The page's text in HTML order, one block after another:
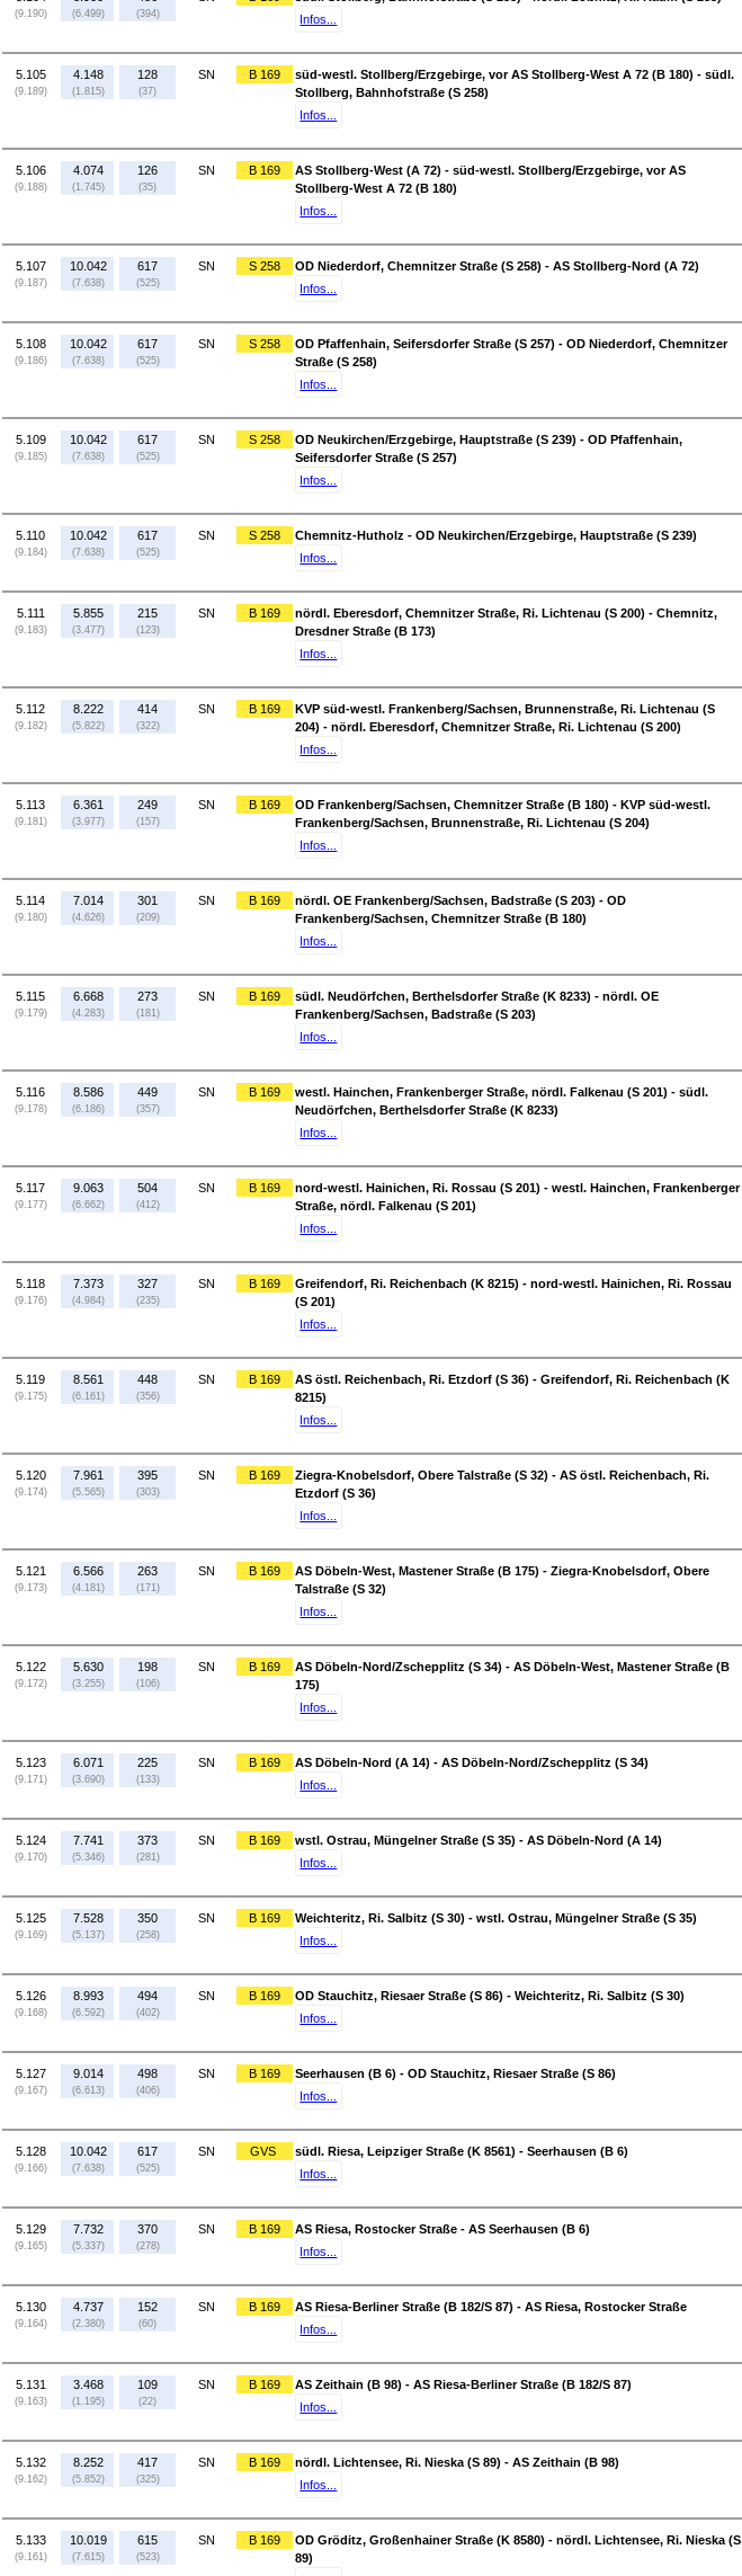
(9.190) (6.499) (394)
Infos...
5.105
(9.189)
4.148
(1.815)
128
(37)
SN B 169
süd-westl. Stollberg/Erzgebirge, vor AS Stollberg-West A 72 (B 180) - südl.
Stollberg, Bahnhofstraße (S 258)
Infos...
5.106
(9.188)
4.074
(1.745)
126
(35)
SN B 169
AS Stollberg-West (A 72) - süd-westl. Stollberg/Erzgebirge, vor AS
Stollberg-West A 72 (B 180)
Infos...
5.107
(9.187)
10.042
(7.638)
617
(525)
SN S 258
OD Niederdorf, Chemnitzer Straße (S 258) - AS Stollberg-Nord (A 72)
Infos...
5.108
(9.186)
10.042
(7.638)
617
(525)
SN S 258
OD Pfaffenhain, Seifersdorfer Straße (S 257) - OD Niederdorf, Chemnitzer
Straße (S 258)
Infos...
5.109
(9.185)
10.042
(7.638)
617
(525)
SN S 258
OD Neukirchen/Erzgebirge, Hauptstraße (S 239) - OD Pfaffenhain,
Seifersdorfer Straße (S 257)
Infos...
5.110
(9.184)
10.042
(7.638)
617
(525)
SN S 258
Chemnitz-Hutholz - OD Neukirchen/Erzgebirge, Hauptstraße (S 239)
Infos...
5.111
(9.183)
5.855
(3.477)
215
(123)
SN B 169
nördl. Eberesdorf, Chemnitzer Straße, Ri. Lichtenau (S 200) - Chemnitz,
Dresdner Straße (B 173)
Infos...
5.112
(9.182)
8.222
(5.822)
414
(322)
SN B 169
KVP süd-westl. Frankenberg/Sachsen, Brunnenstraße, Ri. Lichtenau (S
204) - nördl. Eberesdorf, Chemnitzer Straße, Ri. Lichtenau (S 200)
Infos...
5.113
(9.181)
6.361
(3.977)
249
(157)
SN B 169
OD Frankenberg/Sachsen, Chemnitzer Straße (B 180) - KVP süd-westl.
Frankenberg/Sachsen, Brunnenstraße, Ri. Lichtenau (S 204)
Infos...
5.114
(9.180)
7.014
(4.626)
301
(209)
SN B 169
nördl. OE Frankenberg/Sachsen, Badstraße (S 203) - OD
Frankenberg/Sachsen, Chemnitzer Straße (B 180)
Infos...
5.115
(9.179)
6.668
(4.283)
273
(181)
SN B 169
südl. Neudörfchen, Berthelsdorfer Straße (K 8233) - nördl. OE
Frankenberg/Sachsen, Badstraße (S 203)
Infos...
5.116
(9.178)
8.586
(6.186)
449
(357)
SN B 169
westl. Hainchen, Frankenberger Straße, nördl. Falkenau (S 201) - südl.
Neudörfchen, Berthelsdorfer Straße (K 8233)
Infos...
5.117
(9.177)
9.063
(6.662)
504
(412)
SN B 169
nord-westl. Hainichen, Ri. Rossau (S 201) - westl. Hainchen, Frankenberger
Straße, nördl. Falkenau (S 201)
Infos...
5.118
(9.176)
7.373
(4.984)
327
(235)
SN B 169
Greifendorf, Ri. Reichenbach (K 8215) - nord-westl. Hainichen, Ri. Rossau
(S 201)
Infos...
5.119
(9.175)
8.561
(6.161)
448
(356)
SN B 169
AS östl. Reichenbach, Ri. Etzdorf (S 36) - Greifendorf, Ri. Reichenbach (K
8215)
Infos...
5.120
(9.174)
7.961
(5.565)
395
(303)
SN B 169
Ziegra-Knobelsdorf, Obere Talstraße (S 32) - AS östl. Reichenbach, Ri.
Etzdorf (S 36)
Infos...
5.121
(9.173)
6.566
(4.181)
263
(171)
SN B 169
AS Döbeln-West, Mastener Straße (B 175) - Ziegra-Knobelsdorf, Obere
Talstraße (S 32)
Infos...
5.122
(9.172)
5.630
(3.255)
198
(106)
SN B 169
AS Döbeln-Nord/Zschepplitz (S 34) - AS Döbeln-West, Mastener Straße (B
175)
Infos...
5.123
(9.171)
6.071
(3.690)
225
(133)
SN B 169
AS Döbeln-Nord (A 14) - AS Döbeln-Nord/Zschepplitz (S 34)
Infos...
5.124
(9.170)
7.741
(5.346)
373
(281)
SN B 169
wstl. Ostrau, Müngelner Straße (S 35) - AS Döbeln-Nord (A 14)
Infos...
5.125
(9.169)
7.528
(5.137)
350
(258)
SN B 169
Weichteritz, Ri. Salbitz (S 30) - wstl. Ostrau, Müngelner Straße (S 35)
Infos...
5.126
(9.168)
8.993
(6.592)
494
(402)
SN B 169
OD Stauchitz, Riesaer Straße (S 86) - Weichteritz, Ri. Salbitz (S 30)
Infos...
5.127
(9.167)
9.014
(6.613)
498
(406)
SN B 169
Seerhausen (B 6) - OD Stauchitz, Riesaer Straße (S 86)
Infos...
5.128
(9.166)
10.042
(7.638)
617
(525)
SN GVS
südl. Riesa, Leipziger Straße (K 8561) - Seerhausen (B 6)
Infos...
5.129
(9.165)
7.732
(5.337)
370
(278)
SN B 169
AS Riesa, Rostocker Straße - AS Seerhausen (B 6)
Infos...
5.130
(9.164)
4.737
(2.380)
152
(60)
SN B 169
AS Riesa-Berliner Straße (B 182/S 87) - AS Riesa, Rostocker Straße
Infos...
5.131
(9.163)
3.468
(1.195)
109
(22)
SN B 169
AS Zeithain (B 98) - AS Riesa-Berliner Straße (B 182/S 87)
Infos...
5.132
(9.162)
8.252
(5.852)
417
(325)
SN B 169
nördl. Lichtensee, Ri. Nieska (S 89) - AS Zeithain (B 98)
Infos...
5.133
(9.161)
10.019
(7.615)
615
(523)
SN B 169
OD Gröditz, Großenhainer Straße (K 8580) - nördl. Lichtensee, Ri. Nieska (S
89)